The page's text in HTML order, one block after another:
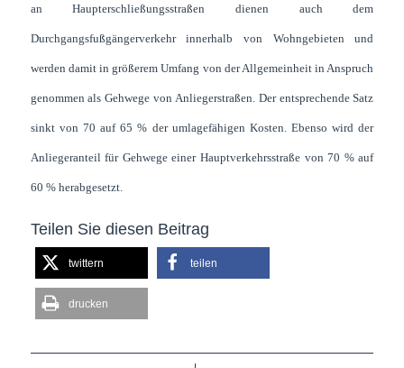
an Haupterschließungsstraßen dienen auch dem
Durchgangsfußgängerverkehr innerhalb von Wohngebieten und
werden damit in größerem Umfang von der Allgemeinheit in Anspruch
genommen als Gehwege von Anliegerstraßen. Der entsprechende Satz
sinkt von 70 auf 65 % der umlagefähigen Kosten. Ebenso wird der
Anliegeranteil für Gehwege einer Hauptverkehrsstraße von 70 % auf
60 % herabgesetzt.
Teilen Sie diesen Beitrag
twittern teilen
drucken